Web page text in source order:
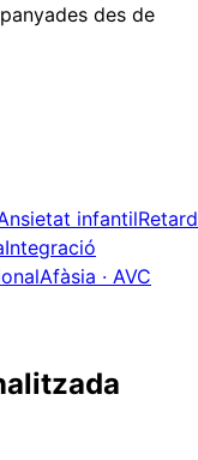
des de
infantilRetard
Integració
Afàsia · AVC